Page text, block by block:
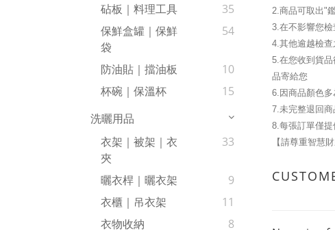
砧板｜料理工具
35
保鮮盒罐｜保鮮
袋
54
防油貼｜擋油板
10
杯碗｜保溫杯
15
洗曬用品
衣架｜被架｜衣
夾
33
曬衣桿｜曬衣架
9
衣櫃｜吊衣架
11
衣物收納
8
2.商品可取出"
3.在不影響您
4.其他逾越檢
5.在您收到貨
品寄給您
6.因商品顏色
7.未完整退回
8.每張訂單僅
【請尊重智慧